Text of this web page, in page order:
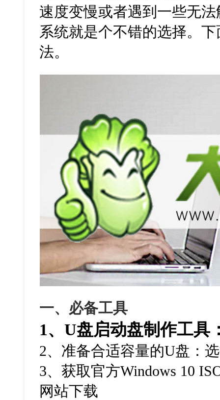
速度变慢或者遇到一些无
系统就是个不错的选择。
法。
一、必备工具
1、U盘启动盘制作工具
2、准备合适容量的U盘：
3、获取官方Windows 10
网站下载